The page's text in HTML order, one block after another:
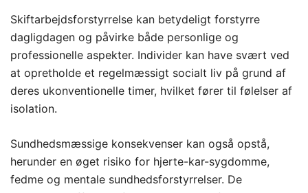
Skiftarbejdsforstyrrelse kan betydeligt forstyrre
dagligdagen og påvirke både personlige og
professionelle aspekter. Individer kan have svært ved
at opretholde et regelmæssigt socialt liv på grund af
deres ukonventionelle timer, hvilket fører til følelser af
isolation.
Sundhedsmæssige konsekvenser kan også opstå,
herunder en øget risiko for hjerte-kar-sygdomme,
fedme og mentale sundhedsforstyrrelser. De